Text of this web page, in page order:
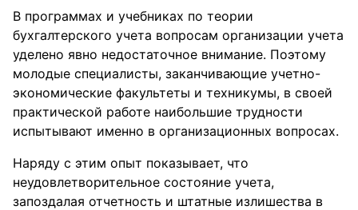
В программах и учебниках по теории
бухгалтерского учета вопросам организации учета
уделено явно недостаточное внимание. Поэтому
молодые специалисты, заканчивающие учетно-
экономические факультеты и техникумы, в своей
практической работе наибольшие трудности
испытывают именно в организационных вопросах.
Наряду с этим опыт показывает, что
неудовлетворительное состояние учета,
запоздалая отчетность и штатные излишества в